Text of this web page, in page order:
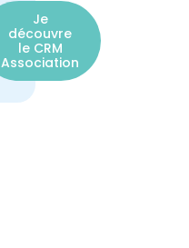
Je
découvre
le CRM
Association